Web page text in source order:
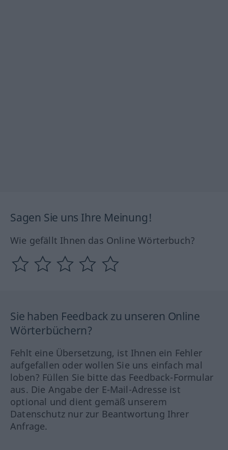
Sagen Sie uns Ihre Meinung!
Wie gefällt Ihnen das Online Wörterbuch?
Sie haben Feedback zu unseren Online
Wörterbüchern?
Fehlt eine Übersetzung, ist Ihnen ein Fehler
aufgefallen oder wollen Sie uns einfach mal
loben? Füllen Sie bitte das Feedback-Formular
aus. Die Angabe der E-Mail-Adresse ist
optional und dient gemäß unserem
Datenschutz nur zur Beantwortung Ihrer
Anfrage.